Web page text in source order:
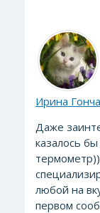
Ирина
Даже
казалось
любой на
первом